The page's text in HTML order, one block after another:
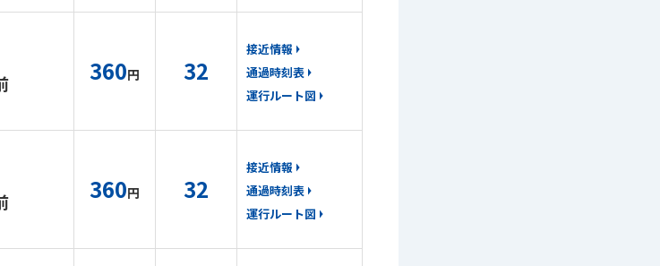
360円 32
接近情報
通過時刻表
運行ルート図
360円 32
接近情報
通過時刻表
運行ルート図